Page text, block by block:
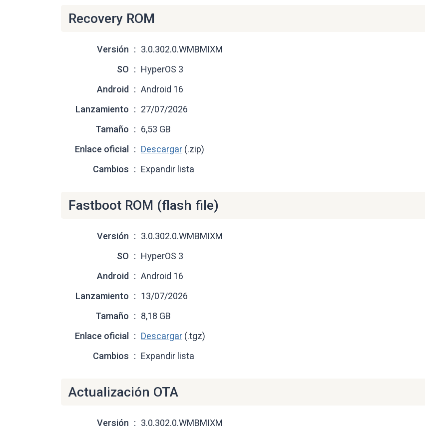
Recovery ROM
Versión
3.0.302.0.WMBMIXM
SO
HyperOS 3
Android
Android 16
Lanzamiento
27/07/2026
Tamaño
6,53 GB
Enlace oficial
Descargar (.zip)
Cambios
Expandir lista
Fastboot ROM (flash file)
Versión
3.0.302.0.WMBMIXM
SO
HyperOS 3
Android
Android 16
Lanzamiento
13/07/2026
Tamaño
8,18 GB
Enlace oficial
Descargar (.tgz)
Cambios
Expandir lista
Actualización OTA
Versión
3.0.302.0.WMBMIXM